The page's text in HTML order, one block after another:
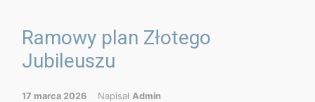
Ramowy plan Złotego
Jubileuszu
17 marca 2026 Napisał Admin